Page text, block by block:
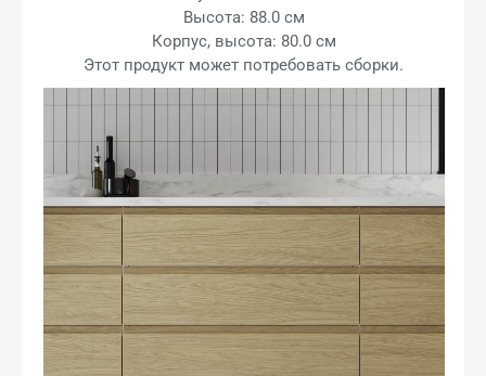
Высота: 88.0 см
Корпус, высота: 80.0 см
Этот продукт может потребовать сборки.